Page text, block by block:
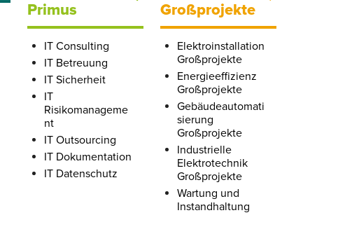
Primus
IT Consulting
IT Betreuung
IT Sicherheit
IT
Risikomanageme
nt
IT Outsourcing
IT Dokumentation
IT Datenschutz
Großprojekte
Elektroinstallation
Großprojekte
Energieeffizienz
Großprojekte
Gebäudeautomati
sierung
Großprojekte
Industrielle
Elektrotechnik
Großprojekte
Wartung und
Instandhaltung